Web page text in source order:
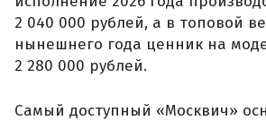
2 040 000 рублей, а в топовой
нынешнего года ценник на
2 280 000 рублей.
Самый доступный «Москвич»